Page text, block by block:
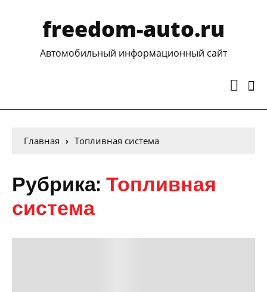
freedom-auto.ru
Автомобильный информационный сайт
Главная Топливная система
Рубрика: Топливная
система